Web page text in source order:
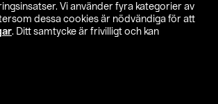
Vi använder fyra kategorier av
dessa cookies är nödvändiga för att
. Ditt samtycke är frivilligt och kan